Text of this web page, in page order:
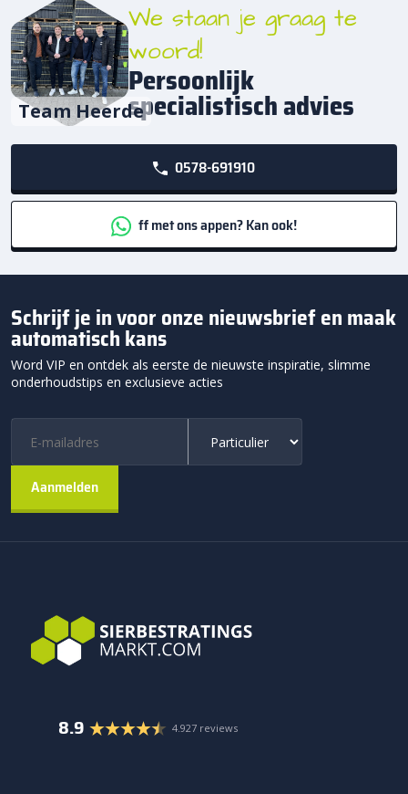
Team Heerde
We staan je graag te
woord!
Persoonlijk
specialistisch advies
0578-691910
ff met ons appen? Kan ook!
Schrijf je in voor onze nieuwsbrief en maak
automatisch kans
Word VIP en ontdek als eerste de nieuwste inspiratie, slimme
onderhoudstips en exclusieve acties
8.9 4.927 reviews